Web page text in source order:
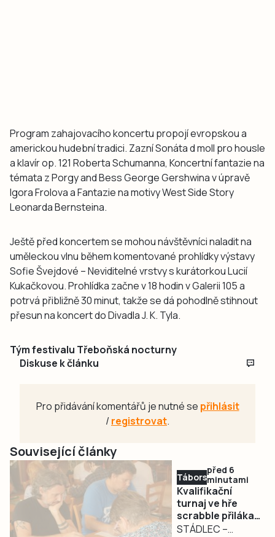
Program zahajovacího koncertu propojí evropskou a
americkou hudební tradici. Zazní Sonáta d moll pro housle
a klavír op. 121 Roberta Schumanna, Koncertní fantazie na
témata z Porgy and Bess George Gershwina v úpravě
Igora Frolova a Fantazie na motivy West Side Story
Leonarda Bernsteina.
Ještě před koncertem se mohou návštěvníci naladit na
uměleckou vlnu během komentované prohlídky výstavy
Sofie Švejdové – Neviditelné vrstvy s kurátorkou Lucií
Kukačkovou. Prohlídka začne v 18 hodin v Galerii 105 a
potrvá přibližně 30 minut, takže se dá pohodlně stihnout
přesun na koncert do Divadla J. K. Tyla.
Tým festivalu Třeboňská nocturny
Diskuse k článku
Pro přidávání komentářů je nutné se přihlásit
/registrovat.
Související články
Táborsko
před 6
minutami
Kvalifikační
turnaj ve hře
scrabble přilákal
do Stádlce na
STÁDLEC –